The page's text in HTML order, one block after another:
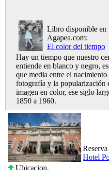
Libro disponible en
Agapea.com:
El color del tiempo
Hay un tiempo que nuestro
entiende en blanco y negro,
que media entre el nacimiento
fotografía y la popularización
imagen en color, ese siglo
1850 a 1960.
Hotel
Ubicacion.